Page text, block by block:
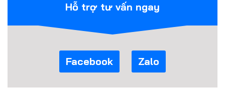
Hỗ trợ tư vấn ngay
Facebook Zalo